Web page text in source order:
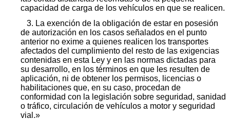
capacidad de carga de los vehículos en que se realicen.
3. La exención de la obligación de estar en posesión
de autorización en los casos señalados en el punto
anterior no exime a quienes realicen los transportes
afectados del cumplimiento del resto de las exigencias
contenidas en esta Ley y en las normas dictadas para
su desarrollo, en los términos en que les resulten de
aplicación, ni de obtener los permisos, licencias o
habilitaciones que, en su caso, procedan de
conformidad con la legislación sobre seguridad, sanidad
o tráfico, circulación de vehículos a motor y seguridad
vial.»